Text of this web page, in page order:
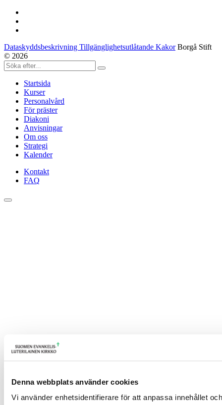
Denna webbplats använder cookies
Vi använder enhetsidentifierare för att anpassa innehållet
Dataskyddsbeskrivning Tillgänglighetsutlåtande Kakor Borgå Stift
© 2026
Startsida
Kurser
Personalvård
För präster
Diakoni
Anvisningar
Om oss
Strategi
Kalender
Kontakt
FAQ